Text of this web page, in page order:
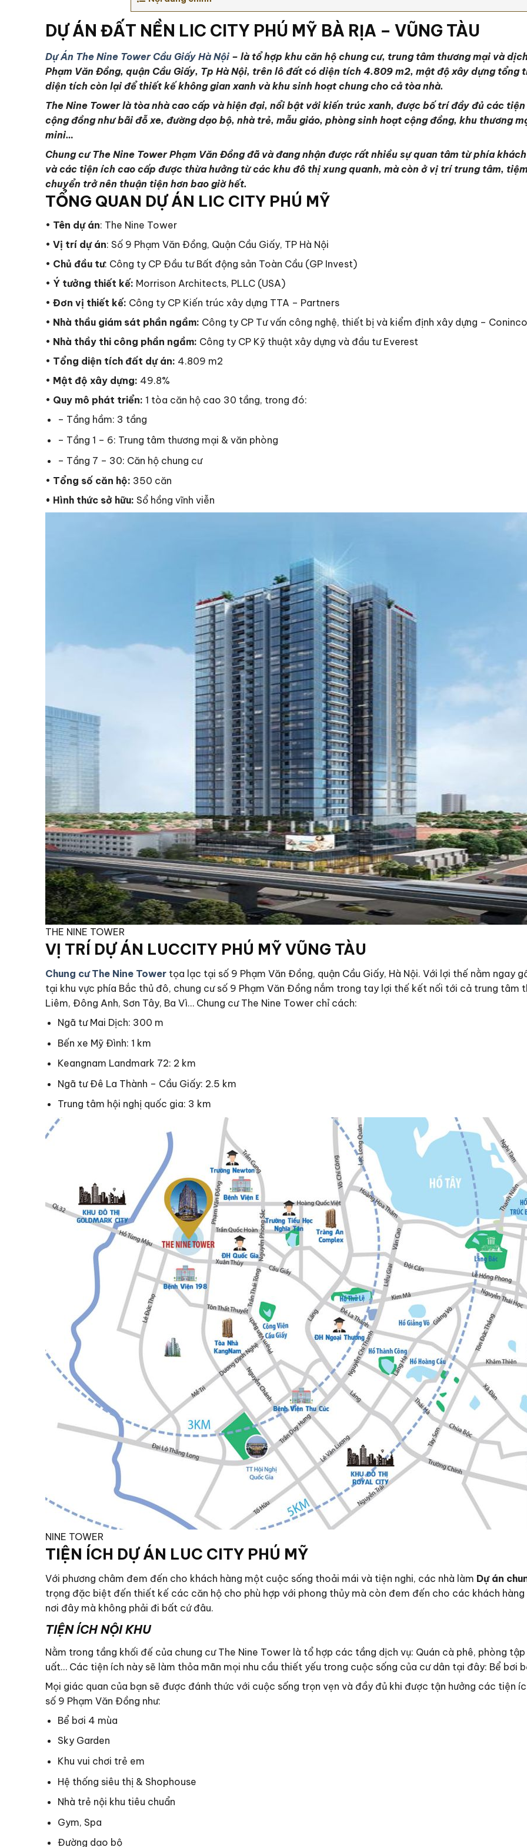
DỰ ÁN ĐẤT NỀN LIC CITY PHÚ MỸ BÀ RỊA – VŨNG TÀU
Dự Án The Nine Tower Cầu Giấy Hà Nội – là tổ hợp khu căn hộ chung cư, trung tâm thương mại và
Phạm Văn Đồng, quận Cầu Giấy, Tp Hà Nội, trên lô đất có diện tích 4.809 m2, mật độ xây dựng
diện tích còn lại để thiết kế không gian xanh và khu sinh hoạt chung cho cả tòa nhà.
The Nine Tower là tòa nhà cao cấp và hiện đại, nổi bật với kiến trúc xanh, được bố trí đầy đủ các
cộng đồng như bãi đỗ xe, đường dạo bộ, nhà trẻ, mẫu giáo, phòng sinh hoạt cộng đồng, khu thương
mini…
Chung cư The Nine Tower Phạm Văn Đồng đã và đang nhận được rất nhiều sự quan tâm từ phía
và các tiện ích cao cấp được thừa hưởng từ các khu đô thị xung quanh, mà còn ở vị trí trung tâm,
chuyển trở nên thuận tiện hơn bao giờ hết.
TỔNG QUAN DỰ ÁN LIC CITY PHÚ MỸ
• Tên dự án: The Nine Tower
• Vị trí dự án: Số 9 Phạm Văn Đồng, Quận Cầu Giấy, TP Hà Nội
• Chủ đầu tư: Công ty CP Đầu tư Bất động sản Toàn Cầu (GP Invest)
• Ý tưởng thiết kế: Morrison Architects, PLLC (USA)
• Đơn vị thiết kế: Công ty CP Kiến trúc xây dựng TTA – Partners
• Nhà thầu giám sát phần ngầm: Công ty CP Tư vấn công nghệ, thiết bị và kiểm định xây dựng – Coninco
• Nhà thầy thi công phần ngầm: Công ty CP Kỹ thuật xây dựng và đầu tư Everest
• Tổng diện tích đất dự án: 4.809 m2
• Mật độ xây dựng: 49.8%
• Quy mô phát triển: 1 tòa căn hộ cao 30 tầng, trong đó:
– Tầng hầm: 3 tầng
– Tầng 1 – 6: Trung tâm thương mại & văn phòng
– Tầng 7 – 30: Căn hộ chung cư
• Tổng số căn hộ: 350 căn
• Hình thức sở hữu: Sổ hồng vĩnh viễn
THE NINE TOWER
VỊ TRÍ DỰ ÁN LUCCITY PHÚ MỸ VŨNG TÀU
Chung cư The Nine Tower tọa lạc tại số 9 Phạm Văn Đồng, quận Cầu Giấy, Hà Nội. Với lợi thế nằm ngay
tại khu vực phía Bắc thủ đô, chung cư số 9 Phạm Văn Đồng nắm trong tay lợi thế kết nối tới cả trung tâm
Liêm, Đông Anh, Sơn Tây, Ba Vì… Chung cư The Nine Tower chỉ cách:
Ngã tư Mai Dịch: 300 m
Bến xe Mỹ Đình: 1 km
Keangnam Landmark 72: 2 km
Ngã tư Đê La Thành – Cầu Giấy: 2.5 km
Trung tâm hội nghị quốc gia: 3 km
NINE TOWER
TIỆN ÍCH DỰ ÁN LUC CITY PHÚ MỸ
Với phương châm đem đến cho khách hàng một cuộc sống thoải mái và tiện nghi, các nhà làm Dự án
trọng đặc biệt đến thiết kế các căn hộ cho phù hợp với phong thủy mà còn đem đến cho các khách
nơi đây mà không phải đi bất cứ đâu.
TIỆN ÍCH NỘI KHU
Nằm trong tầng khối đế của chung cư The Nine Tower là tổ hợp các tầng dịch vụ: Quán cà phê, phòng
uất… Các tiện ích này sẽ làm thỏa mãn mọi nhu cầu thiết yếu trong cuộc sống của cư dân tại đây: Bể bơi
Mọi giác quan của bạn sẽ được đánh thức với cuộc sống trọn vẹn và đầy đủ khi được tận hưởng các tiện
số 9 Phạm Văn Đồng như:
Bể bơi 4 mùa
Sky Garden
Khu vui chơi trẻ em
Hệ thống siêu thị & Shophouse
Nhà trẻ nội khu tiêu chuẩn
Gym, Spa
Đường dạo bộ